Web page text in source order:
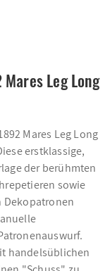
Leg Long
Mares Leg Long
erstklassige,
der berühmten
sowie
Dekopatronen
handelsüblichen